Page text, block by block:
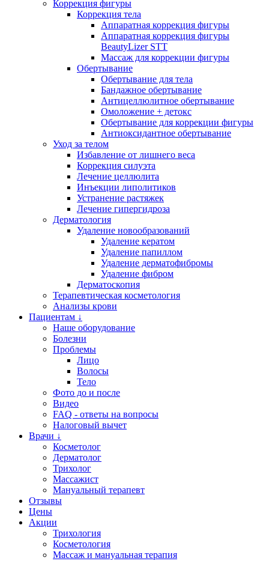
Коррекция фигуры
Коррекция тела
Аппаратная коррекция фигуры
Аппаратная коррекция фигуры
BeautyLizer STT
Массаж для коррекции фигуры
Обертывание
Обертывание для тела
Бандажное обертывание
Антицеллюлитное обертывание
Омоложение + детокс
Обертывание для коррекции фигуры
Антиоксидантное обертывание
Уход за телом
Избавление от лишнего веса
Коррекция силуэта
Лечение целлюлита
Инъекции липолитиков
Устранение растяжек
Лечение гипергидроза
Дерматология
Удаление новообразований
Удаление кератом
Удаление папиллом
Удаление дерматофибромы
Удаление фибром
Дерматоскопия
Терапевтическая косметология
Анализы крови
Пациентам ↓
Наше оборудование
Болезни
Проблемы
Лицо
Волосы
Тело
Фото до и после
Видео
FAQ - ответы на вопросы
Налоговый вычет
Врачи ↓
Косметолог
Дерматолог
Трихолог
Массажист
Мануальный терапевт
Отзывы
Цены
Акции
Трихология
Косметология
Массаж и мануальная терапия